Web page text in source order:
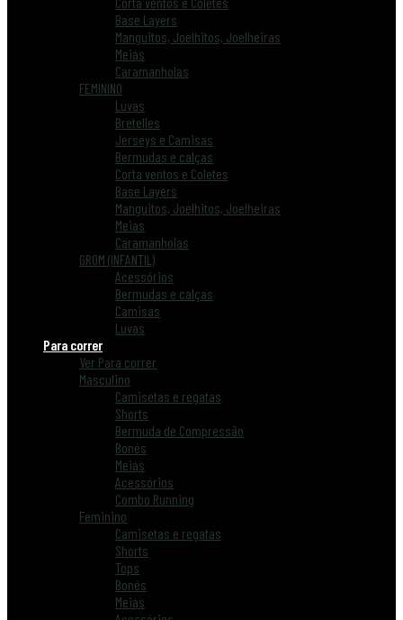
Base Layers
Manguitos, Joelhitos, Joelheiras
Meias
Caramanholas
FEMININO
Luvas
Bretelles
Jerseys e Camisas
Bermudas e calças
Corta ventos e Coletes
Base Layers
Manguitos, Joelhitos, Joelheiras
Meias
Caramanholas
GROM (INFANTIL)
Acessórios
Bermudas e calças
Camisas
Luvas
Para correr
Ver Para correr
Masculino
Camisetas e regatas
Shorts
Bermuda de Compressão
Bonés
Meias
Acessórios
Combo Running
Feminino
Camisetas e regatas
Shorts
Tops
Bonés
Meias